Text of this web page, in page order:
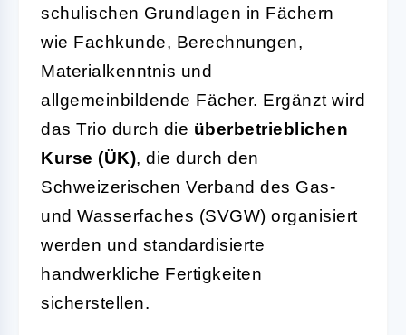
schulischen Grundlagen in Fächern
wie Fachkunde, Berechnungen,
Materialkenntnis und
allgemeinbildende Fächer. Ergänzt wird
das Trio durch die überbetrieblichen
Kurse (ÜK), die durch den
Schweizerischen Verband des Gas-
und Wasserfaches (SVGW) organisiert
werden und standardisierte
handwerkliche Fertigkeiten
sicherstellen.